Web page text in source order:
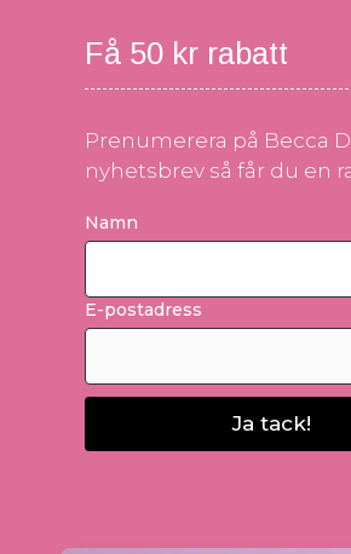
Få 50 kr rabatt
Prenumerera på Becca
nyhetsbrev så får du en
Namn
E-postadress
Ja tack!